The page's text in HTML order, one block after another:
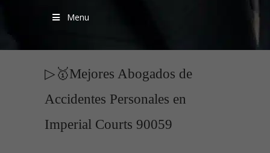
Menu
▷🥇Mejores Abogados de
Accidentes Personales en
Imperial Courts 90059